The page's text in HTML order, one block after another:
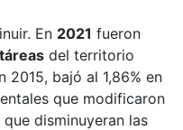
En 2021 fueron
del territorio
2015, bajó al 1,86% en
que modificaron
disminuyeran las